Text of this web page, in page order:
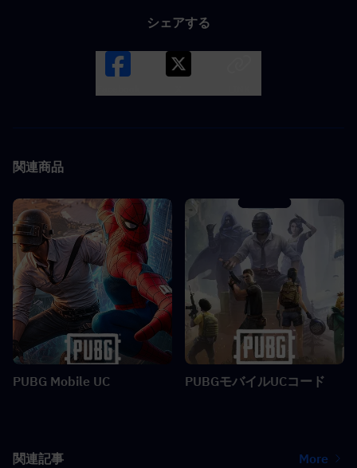
シェアする
関連商品
PUBG Mobile UC PUBGモバイルUCコード
関連記事 More